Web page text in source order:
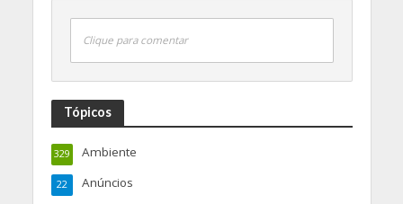
Clique para comentar
Tópicos
Ambiente
329
Anúncios
22